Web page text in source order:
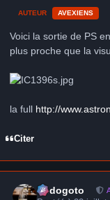
AUTEUR AVEXIENS
Voici la sortie de PS
plus proche que la
la full http://
Citer
frédogoto